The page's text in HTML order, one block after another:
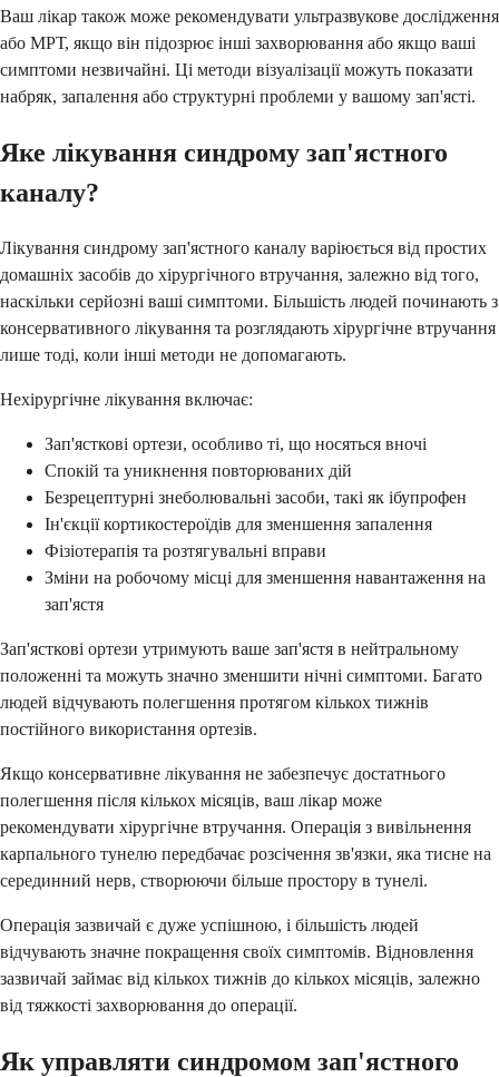
Ваш лікар також може рекомендувати ультразвукове дослідження
або МРТ, якщо він підозрює інші захворювання або якщо ваші
симптоми незвичайні. Ці методи візуалізації можуть показати
набряк, запалення або структурні проблеми у вашому зап'ясті.
Яке лікування синдрому зап'ястного
каналу?
Лікування синдрому зап'ястного каналу варіюється від простих
домашніх засобів до хірургічного втручання, залежно від того,
наскільки серйозні ваші симптоми. Більшість людей починають з
консервативного лікування та розглядають хірургічне втручання
лише тоді, коли інші методи не допомагають.
Нехірургічне лікування включає:
Зап'ясткові ортези, особливо ті, що носяться вночі
Спокій та уникнення повторюваних дій
Безрецептурні знеболювальні засоби, такі як ібупрофен
Ін'єкції кортикостероїдів для зменшення запалення
Фізіотерапія та розтягувальні вправи
Зміни на робочому місці для зменшення навантаження на
зап'ястя
Зап'ясткові ортези утримують ваше зап'ястя в нейтральному
положенні та можуть значно зменшити нічні симптоми. Багато
людей відчувають полегшення протягом кількох тижнів
постійного використання ортезів.
Якщо консервативне лікування не забезпечує достатнього
полегшення після кількох місяців, ваш лікар може
рекомендувати хірургічне втручання. Операція з вивільнення
карпального тунелю передбачає розсічення зв'язки, яка тисне на
серединний нерв, створюючи більше простору в тунелі.
Операція зазвичай є дуже успішною, і більшість людей
відчувають значне покращення своїх симптомів. Відновлення
зазвичай займає від кількох тижнів до кількох місяців, залежно
від тяжкості захворювання до операції.
Як управляти синдромом зап'ястного